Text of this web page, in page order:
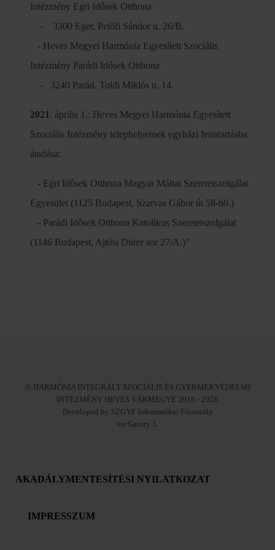
Intézmény Egri Idősek Otthona
- 3300 Eger, Petőfi Sándor u. 26/B.
- Heves Megyei Harmónia Egyesített Szociális
Intézmény Parádi Idősek Otthona
- 3240 Parád, Toldi Miklós u. 14.
2021 . április 1.: Heves Megyei Harmónia Egyesített
Szociális Intézmény telephelyeinek egyházi fenntartásba
átadása:
- Egri Idősek Otthona Magyar Máltai Szeretetszolgálat
Egyesület (1125 Budapest, Szarvas Gábor út 58-60.)
- Parádi Idősek Otthona Katolikus Szeretetszolgálat
(1146 Budapest, Ajtósi Dürer sor 27/A.)"
© HARMÓNIA INTEGRÁLT SZOCIÁLIS ÉS GYERMEKVÉDELMI
INTÉZMÉNY HEVES VÁRMEGYE 2016 - 2026
Developed by SZGYF Informatikai Főosztály
for Gantry 5.
AKADÁLYMENTESÍTÉSI NYILATKOZAT
IMPRESSZUM